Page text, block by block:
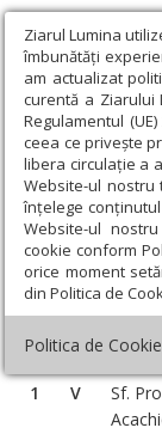
Ziarul Lumina
îmbunătăți
am actualizat
curentă a Ziarului
Regulamentul
ceea ce privește
libera circulație a
Website-ul nostru
înțelege
Website-ul
cookie conform
orice moment
din Politica de
Politica de Cookie
Ziarul Lumina ›
‹
1 V
Sf.